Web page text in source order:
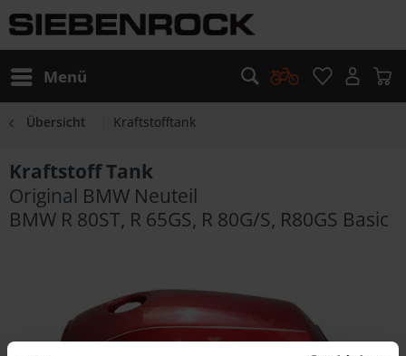
Menü
Übersicht Kraftstofftank
Kraftstoff Tank
Original BMW Neuteil
BMW R 80ST, R 65GS, R 80G/S, R80GS Basic